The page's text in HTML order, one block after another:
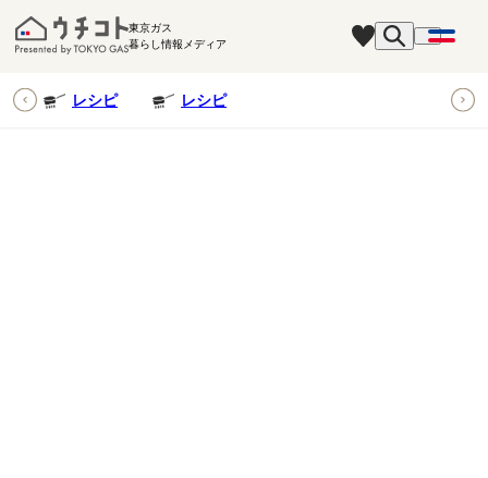
東京ガス
暮らし情報メディア
レシピ レシピ